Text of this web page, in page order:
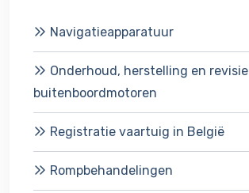
Navigatieapparatuur
Onderhoud, herstelling en revisie
buitenboordmotoren
Registratie vaartuig in België
Rompbehandelingen